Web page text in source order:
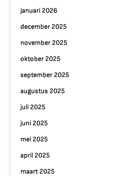
januari 2026
december 2025
november 2025
oktober 2025
september 2025
augustus 2025
juli 2025
juni 2025
mei 2025
april 2025
maart 2025